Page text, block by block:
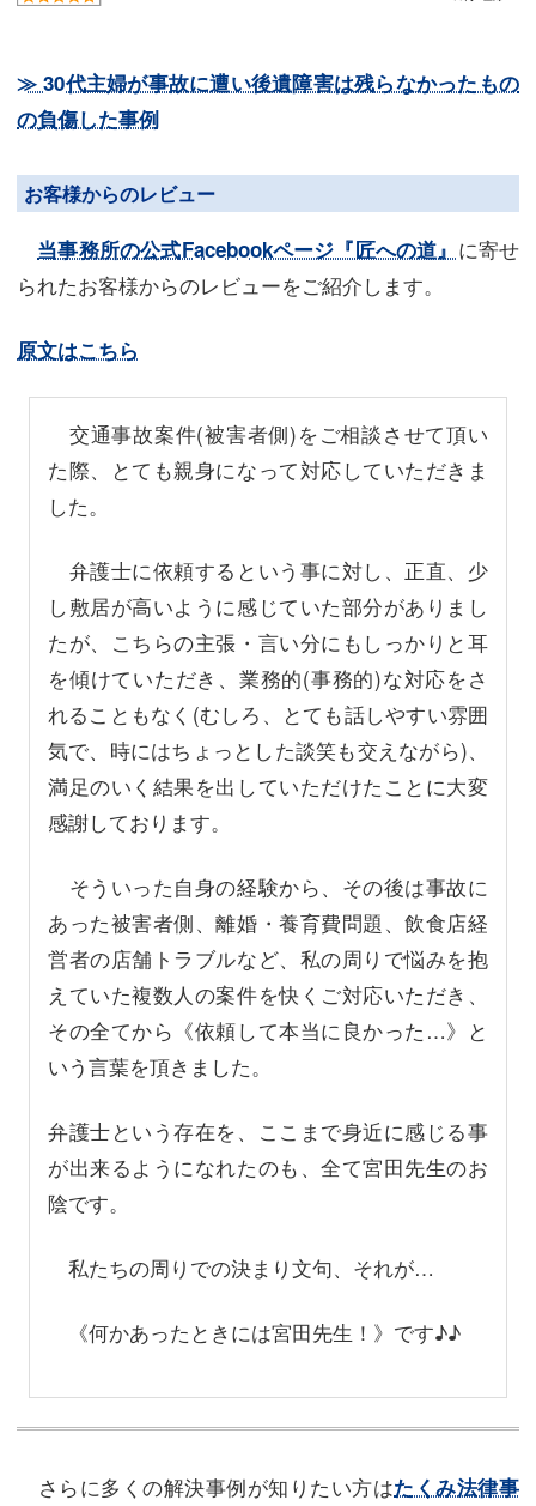
≫ 30代主婦が事故に遭い後遺障害は残らなかったもの
の負傷した事例
お客様からのレビュー
当事務所の公式Facebookページ『匠への道』 に寄せ
られたお客様からのレビューをご紹介します。
原文はこちら
交通事故案件(被害者側)をご相談させて頂い
た際、とても親身になって対応していただきま
した。
弁護士に依頼するという事に対し、正直、少
し敷居が高いように感じていた部分がありまし
たが、こちらの主張・言い分にもしっかりと耳
を傾けていただき、業務的(事務的)な対応をさ
れることもなく(むしろ、とても話しやすい雰囲
気で、時にはちょっとした談笑も交えながら)、
満足のいく結果を出していただけたことに大変
感謝しております。
そういった自身の経験から、その後は事故に
あった被害者側、離婚・養育費問題、飲食店経
営者の店舗トラブルなど、私の周りで悩みを抱
えていた複数人の案件を快くご対応いただき、
その全てから《依頼して本当に良かった…》と
いう言葉を頂きました。
弁護士という存在を、ここまで身近に感じる事
が出来るようになれたのも、全て宮田先生のお
陰です。
私たちの周りでの決まり文句、それが…
《何かあったときには宮田先生！》です♪♪
さらに多くの解決事例が知りたい方はたくみ法律事